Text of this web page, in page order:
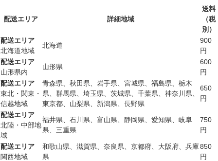
配送エリア 詳細地域
送料
（税
別）
配送エリア
北海道地域
北海道
900
円
配送エリア
山形県内
山形県
600
円
配送エリア
東北・関東・
信越地域
青森県、秋田県、岩手県、宮城県、福島県、栃木
県、群馬県、埼玉県、茨城県、千葉県、神奈川県、
東京都、山梨県、新潟県、長野県
650
円
配送エリア
北陸・中部地
域
福井県、石川県、富山県、静岡県、愛知県、岐阜
県、三重県
750
円
配送エリア
関西地域
和歌山県、滋賀県、奈良県、京都府、大阪府、兵庫
県
850
円